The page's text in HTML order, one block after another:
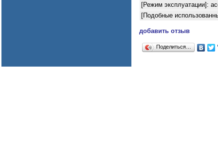
[Режим эксплуатации]:
[Подобные
добавить отзыв
Поделиться…